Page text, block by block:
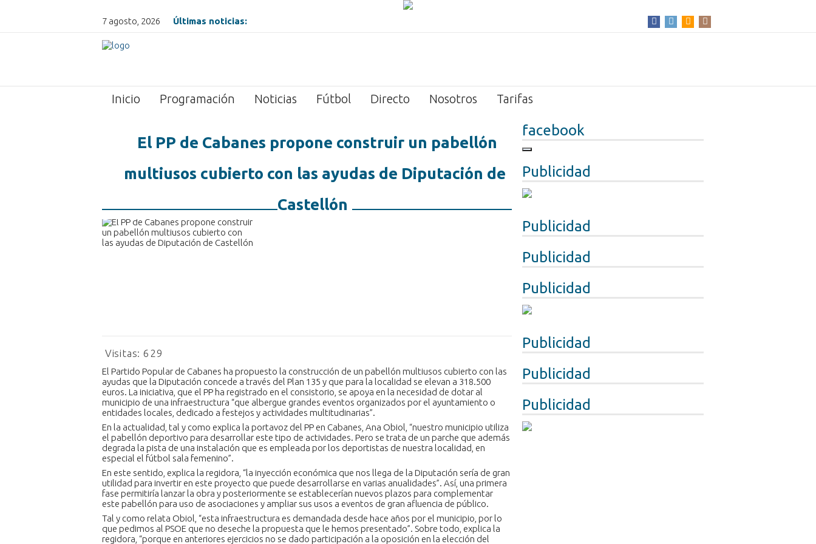
7 agosto, 2026 Últimas noticias:
Inicio Programación Noticias Fútbol Directo Nosotros Tarifas
facebook
Publicidad
Publicidad
Publicidad
Publicidad
Publicidad
Publicidad
Publicidad
El PP de Cabanes propone construir un pabellón
multiusos cubierto con las ayudas de Diputación de
Castellón
Visitas: 629
El Partido Popular de Cabanes ha propuesto la construcción de un pabellón multiusos cubierto con las
ayudas que la Diputación concede a través del Plan 135 y que para la localidad se elevan a 318.500
euros. La iniciativa, que el PP ha registrado en el consistorio, se apoya en la necesidad de dotar al
municipio de una infraestructura “que albergue grandes eventos organizados por el ayuntamiento o
entidades locales, dedicado a festejos y actividades multitudinarias”.
En la actualidad, tal y como explica la portavoz del PP en Cabanes, Ana Obiol, “nuestro municipio utiliza
el pabellón deportivo para desarrollar este tipo de actividades. Pero se trata de un parche que además
degrada la pista de una instalación que es empleada por los deportistas de nuestra localidad, en
especial el fútbol sala femenino”.
En este sentido, explica la regidora, “la inyección económica que nos llega de la Diputación sería de gran
utilidad para invertir en este proyecto que puede desarrollarse en varias anualidades”. Así, una primera
fase permitiría lanzar la obra y posteriormente se establecerían nuevos plazos para complementar
este pabellón para uso de asociaciones y ampliar sus usos a eventos de gran afluencia de público.
Tal y como relata Obiol, “esta infraestructura es demandada desde hace años por el municipio, por lo
que pedimos al PSOE que no deseche la propuesta que le hemos presentado”. Sobre todo, explica la
regidora, “porque en anteriores ejercicios no se dado participación a la oposición en la elección del